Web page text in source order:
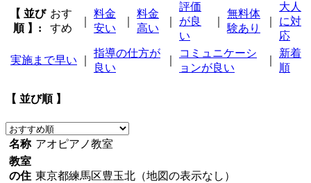
【 並び
順 】:
おす
すめ
料金
安い
料金
高い
評価
が良
い
無料体
験あり
大人
に対
応
実施まで早い
指導の仕方が
良い
コミュニケーシ
ョンが良い
新着
順
【 並び順 】
名称 アオピアノ教室
教室
の住 東京都練馬区豊玉北（地図の表示なし）